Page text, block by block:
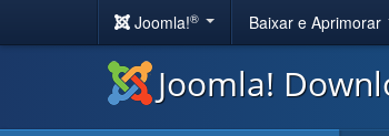
Joomla!® Baixar e Aprimorar
Joomla!